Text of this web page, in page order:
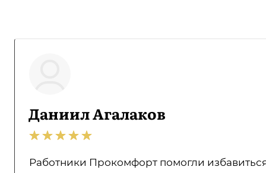
Даниил Агалаков
Работники Прокомфорт помогли